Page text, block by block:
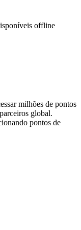
offline
milhões de pontos
global.
pontos de